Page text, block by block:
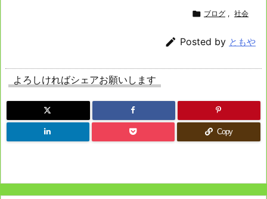
 ブログ , 社会
 Posted by ともや
よろしければシェアお願いします
Copy